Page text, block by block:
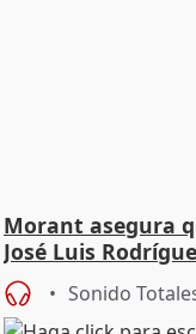
Morant asegura
José Luis
Sonido